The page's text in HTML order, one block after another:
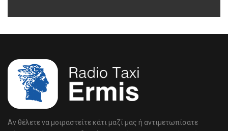
Αν θέλετε να μοιραστείτε κάτι μαζί μας ή αντιμετωπίσατε